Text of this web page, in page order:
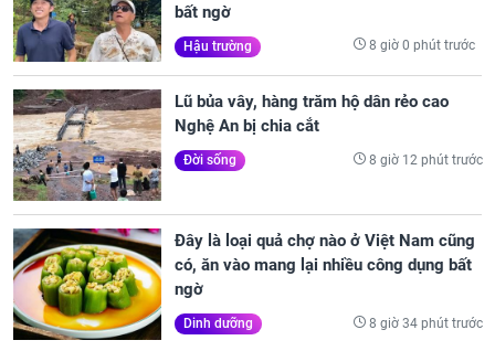
bất ngờ
Hậu trường 8 giờ 0 phút trước
Lũ bủa vây, hàng trăm hộ dân rẻo cao
Nghệ An bị chia cắt
Đời sống 8 giờ 12 phút trước
Đây là loại quả chợ nào ở Việt Nam cũng
có, ăn vào mang lại nhiều công dụng bất
ngờ
Dinh dưỡng 8 giờ 34 phút trước